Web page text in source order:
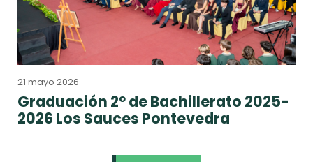
21 mayo 2026
Graduación 2º de Bachillerato 2025-
2026 Los Sauces Pontevedra